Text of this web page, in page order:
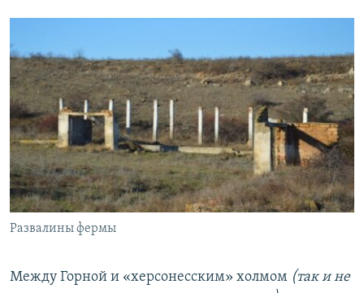
Развалины фермы
Между Горной и «херсонесским» холмом (так и не